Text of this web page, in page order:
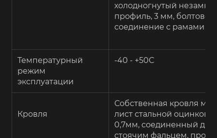
холодногнутый
профиль, 3 мм, болтовое
соединение с рамами
Температурный
режим
эксплуатации
-40 - +50С
Кровля
Собственная кровля
лист стальной
0,7мм, соединенный
стоячим фальцем,